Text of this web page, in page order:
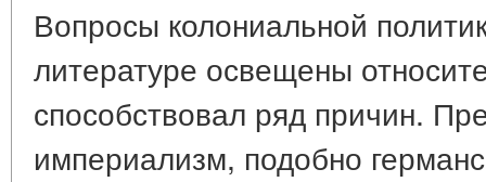
Вопросы колониальной
литературе освещены
способствовал ряд причин.
империализм, подобно